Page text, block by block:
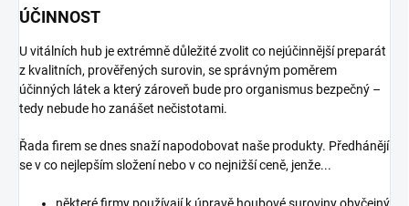
ÚČINNOST
U vitálních hub je extrémně důležité zvolit co nejúčinnější preparát
z kvalitních, prověřených surovin, se správným poměrem
účinných látek a který zároveň bude pro organismus bezpečný –
tedy nebude ho zanášet nečistotami.
Řada firem se dnes snaží napodobovat naše produkty. Předhánějí
se v co nejlepším složení nebo v co nejnižší ceně, jenže...